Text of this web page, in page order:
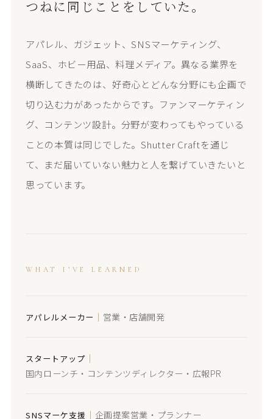
つねに同じことをしていた。
アパレル、ガジェット、SNSマーケティング、
SaaS、ホビー用品、料理メディア。異なる業界を
横断してきたのは、好奇心とどんな分野にも企画で
切り込む力があったからです。ファンマーケティン
グ、コンテンツ設計。分野が変わってもやっている
ことの本質は同じでした。Shutter Craftを通じ
て、まだ届いていない魅力と人を繋げていきたいと
思っています。
WHAT I’VE LEARNED
アパレルメーカー ｜ 営業・店舗開発
スタートアップ ｜
国内ローンチ・コンテンツディレクター・広報PR
SNSマーケ支援 ｜ 企画提案営業・プランナー